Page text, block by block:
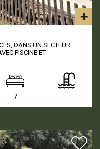
DANS UN SECTEUR
PISCINE ET
7